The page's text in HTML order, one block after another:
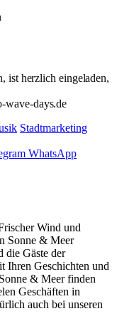
ist herzlich eingeladen,
wave-days.de
Stadtmarketing
WhatsApp
Wind und
Sonne & Meer
die Gäste der
Ihren Geschichten und
& Meer finden
Geschäften in
auch bei unseren